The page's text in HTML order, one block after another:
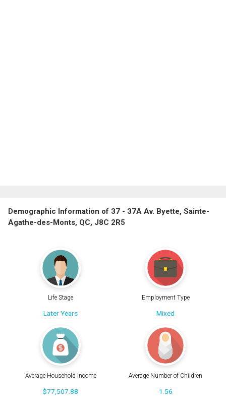
Demographic Information of 37 - 37A Av. Byette, Sainte-
Agathe-des-Monts, QC, J8C 2R5
Life Stage
Later Years
Employment Type
Mixed
Average Household Income
$77,507.88
Average Number of Children
1.56